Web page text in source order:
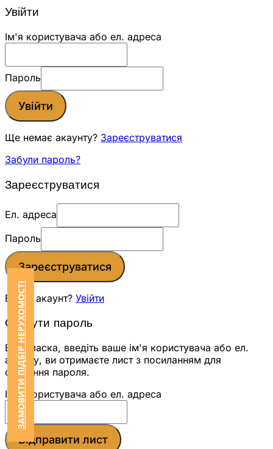
ЗАМОВИТИ ПІДБІР НЕРУХОМОСТІ
Увійти
Ім'я користувача або ел. адреса
Пароль
Увійти
Ще немає акаунту? Зареєструватися
Забули пароль?
Зареєструватися
Ел. адреса
Пароль
Зареєструватися
Вже є акаунт? Увійти
Скинути пароль
Будь ласка, введіть ваше ім'я користувача або ел.
адресу, ви отримаєте лист з посиланням для
скидання пароля.
Ім'я користувача або ел. адреса
Відправити лист